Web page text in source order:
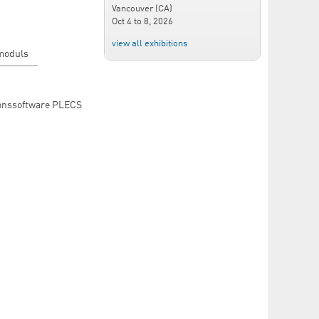
PLECS
Vancouver (CA)
Oct 4 to 8, 2026
view all exhibitions